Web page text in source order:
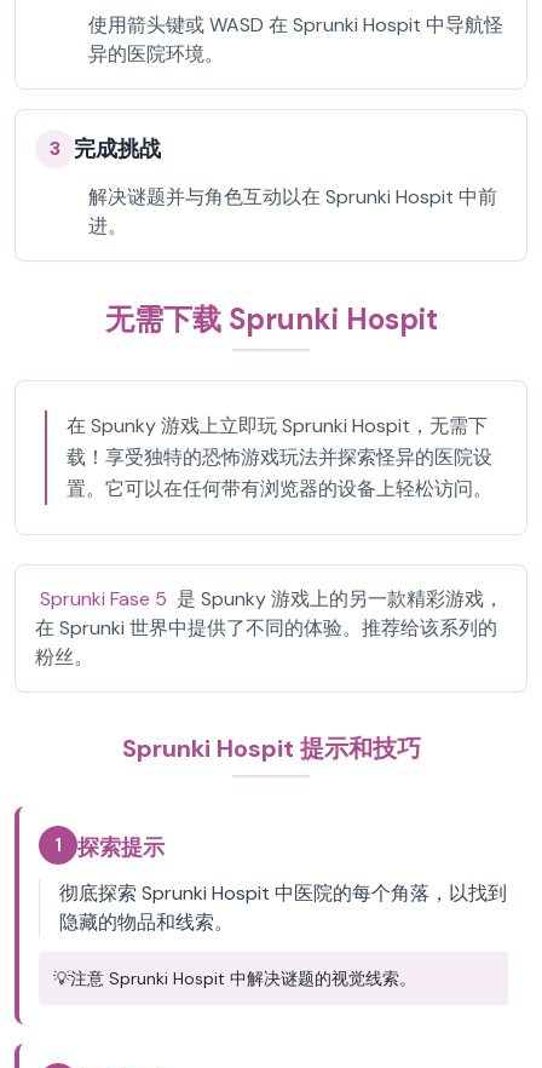
使用箭头键或 WASD 在 Sprunki Hospit 中导航怪
异的医院环境。
3 完成挑战
解决谜题并与角色互动以在 Sprunki Hospit 中前
进。
无需下载 Sprunki Hospit
在 Spunky 游戏上立即玩 Sprunki Hospit，无需下
载！享受独特的恐怖游戏玩法并探索怪异的医院设
置。它可以在任何带有浏览器的设备上轻松访问。
Sprunki Fase 5 是 Spunky 游戏上的另一款精彩游戏，
在 Sprunki 世界中提供了不同的体验。推荐给该系列的
粉丝。
Sprunki Hospit 提示和技巧
1 探索提示
彻底探索 Sprunki Hospit 中医院的每个角落，以找到
隐藏的物品和线索。
💡注意 Sprunki Hospit 中解决谜题的视觉线索。